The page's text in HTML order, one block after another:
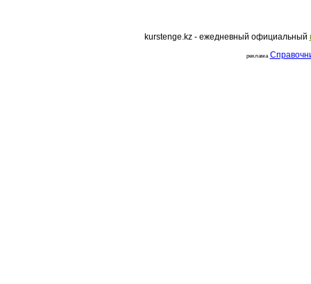
kurstenge.kz - ежедневный официальный
реклама